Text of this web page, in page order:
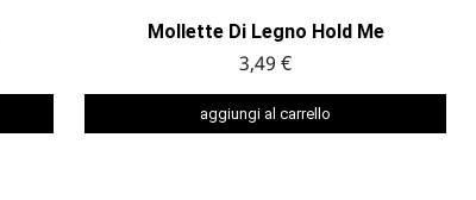
Mollette Di Legno Hold Me
3,49 €
aggiungi al carrello